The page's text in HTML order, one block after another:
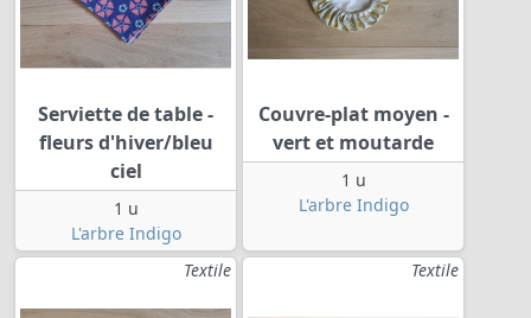
Serviette de table -
fleurs d'hiver/bleu
ciel
1 u
L'arbre Indigo
Couvre-plat moyen -
vert et moutarde
1 u
L'arbre Indigo
Textile Textile